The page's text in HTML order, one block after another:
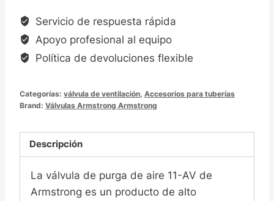
Servicio de respuesta rápida
Apoyo profesional al equipo
Política de devoluciones flexible
Categorías: válvula de ventilación, Accesorios para tuberías
Brand: Válvulas Armstrong Armstrong
Descripción
La válvula de purga de aire 11-AV de
Armstrong es un producto de alto